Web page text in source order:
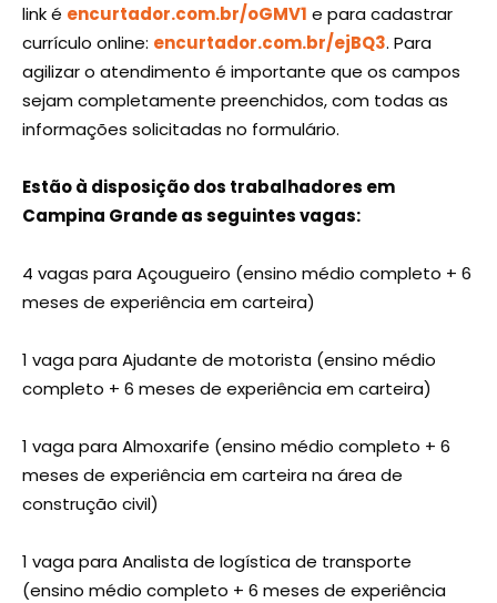
link é encurtador.com.br/oGMV1 e para cadastrar
currículo online: encurtador.com.br/ejBQ3. Para
agilizar o atendimento é importante que os campos
sejam completamente preenchidos, com todas as
informações solicitadas no formulário.
Estão à disposição dos trabalhadores em
Campina Grande as seguintes vagas:
4 vagas para Açougueiro (ensino médio completo + 6
meses de experiência em carteira)
1 vaga para Ajudante de motorista (ensino médio
completo + 6 meses de experiência em carteira)
1 vaga para Almoxarife (ensino médio completo + 6
meses de experiência em carteira na área de
construção civil)
1 vaga para Analista de logística de transporte
(ensino médio completo + 6 meses de experiência